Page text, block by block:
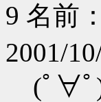
9 名前：
2001/
(ﾟ∀ﾟ